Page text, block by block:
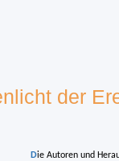
der
Die Autoren und